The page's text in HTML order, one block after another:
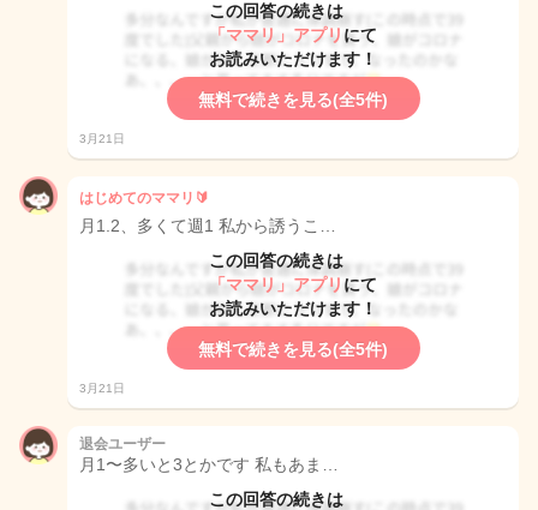
この回答の続きは
「ママリ」アプリ にて
お読みいただけます！
無料で続きを見る(全5件)
3月21日
はじめてのママリ🔰
月1.2、多くて週1 私から誘うこ…
この回答の続きは
「ママリ」アプリ にて
お読みいただけます！
無料で続きを見る(全5件)
3月21日
退会ユーザー
月1〜多いと3とかです 私もあま…
この回答の続きは